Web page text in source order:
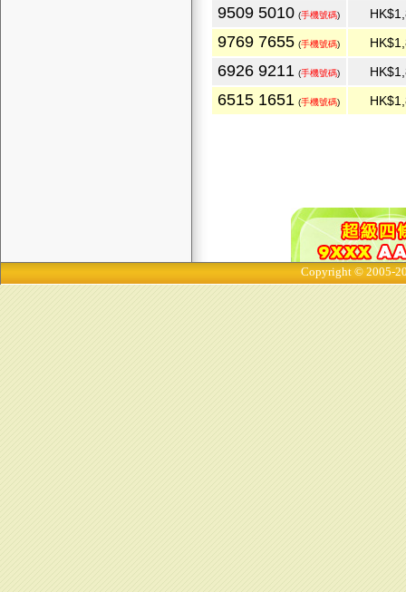
9509 5010 (手機號碼)
9769 7655 (手機號碼)
6926 9211 (手機號碼)
6515 1651 (手機號碼)
Copyright © 2005-